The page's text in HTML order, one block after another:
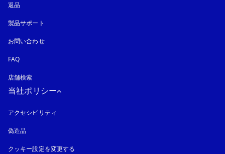
返品
製品サポート
お問い合わせ
FAQ
店舗検索
当社ポリシー
アクセシビリティ
偽造品
クッキー設定を変更する